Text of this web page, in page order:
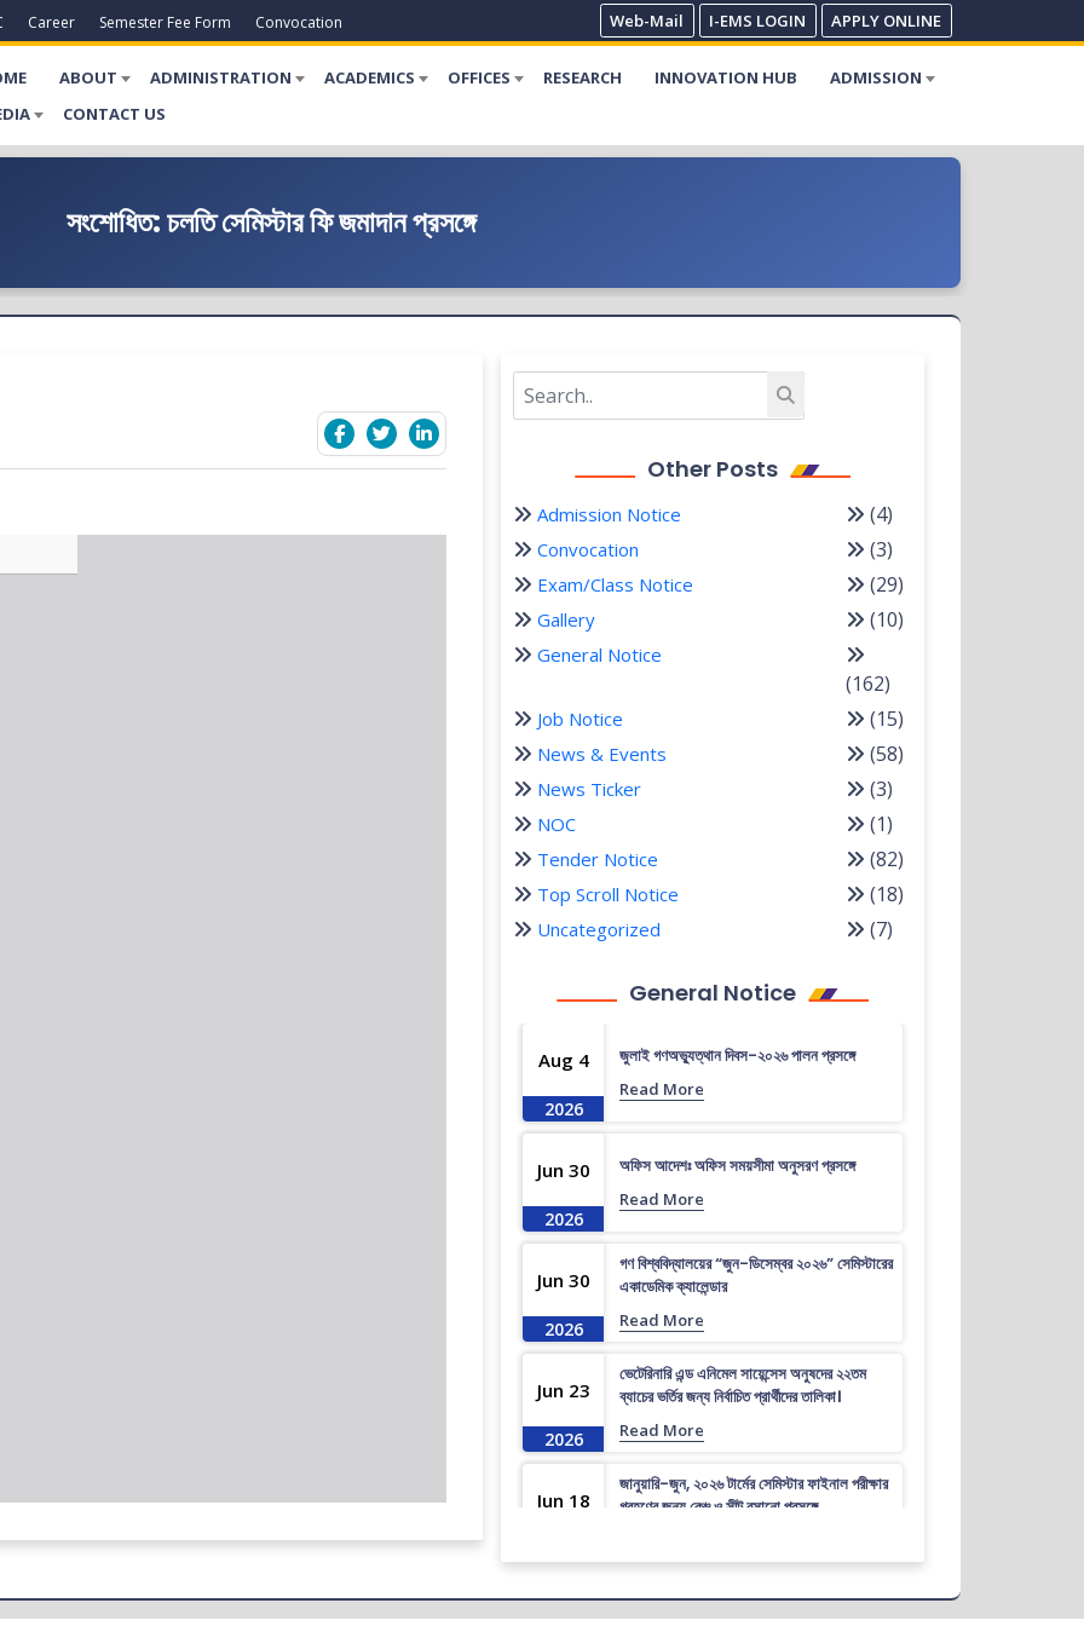
Career Semester Fee Form Convocation Web-Mail I-EMS LOGIN APPLY ONLINE
ABOUT ADMINISTRATION ACADEMICS OFFICES RESEARCH INNOVATION HUB
ADMISSION
CONTACT US
সংশোধিত: চলতি সেমিস্টার ফি জমাদান প্রসঙ্গে
Other Posts
Admission Notice (4)
Convocation (3)
Exam/Class Notice (29)
Gallery (10)
General Notice
(162)
Job Notice (15)
News & Events (58)
News Ticker (3)
NOC (1)
Tender Notice (82)
Top Scroll Notice (18)
Uncategorized (7)
General Notice
Aug 4
2026
জুলাই গণঅভ্যুত্থান দিবস-২০২৬ পালন প্রসঙ্গে
Read More
Jun 30
2026
অফিস আদেশঃ অফিস সময়সীমা অনুসরণ প্রসঙ্গে
Read More
Jun 30
2026
গণ বিশ্ববিদ্যালয়ের “জুন-ডিসেম্বর ২০২৬” সেমিস্টারের
একাডেমিক ক্যালেন্ডার
Read More
Jun 23
2026
ভেটেরিনারি এন্ড এনিমেল সায়েন্সেস অনুষদের ২২তম
ব্যাচের ভর্তির জন্য নির্বাচিত প্রার্থীদের তালিকা।
Read More
Jun 18
জানুয়ারি-জুন, ২০২৬ টার্মের সেমিস্টার ফাইনাল পরীক্ষার
গ্রহণের জন্য বেঞ্চ ও সীট বসানো প্রসঙ্গে
ভেটেরিনারি এন্ড এনিমেল সায়েন্সেস অনুষদের ২২তম
ব্যাচের প্রাথমিকভাবে নির্বাচিত প্রার্থীদের তালিকা।